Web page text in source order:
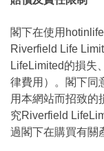
閣下在使用
Riverfield Life
LifeLimited的損失
律費用）。閣下同
用本網站而招致的
究Riverfield
過閣下在購買有關